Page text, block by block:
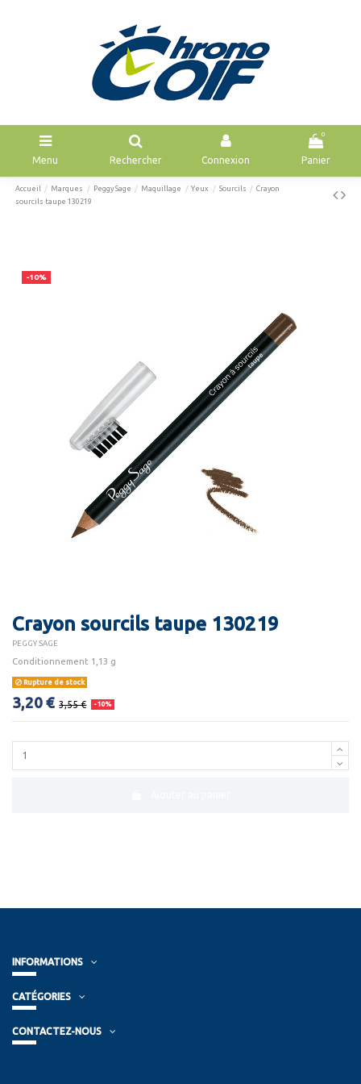
Menu Rechercher Connexion
0
Panier
Accueil Marques Peggy Sage Maquillage Yeux Sourcils
Crayon
sourcils taupe 130219
-10%
Crayon sourcils taupe 130219
PEGGY SAGE
Conditionnement 1,13 g
Rupture de stock
3,20 € 3,55 € -10%
INFORMATIONS
CATÉGORIES
CONTACTEZ-NOUS